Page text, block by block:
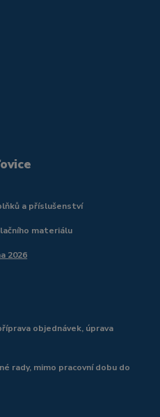
a příslušenství
materiálu
2026
objednávek, úprava
rady, mimo pracovní dobu do